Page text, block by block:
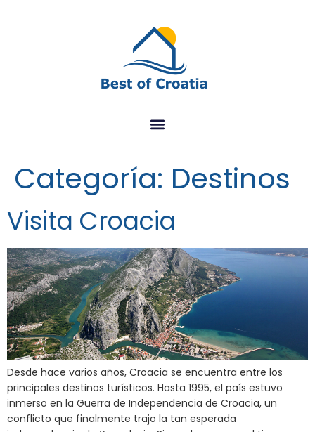
Categoría: Destinos
Visita Croacia
Desde hace varios años, Croacia se encuentra entre los
principales destinos turísticos. Hasta 1995, el país estuvo
inmerso en la Guerra de Independencia de Croacia, un
conflicto que finalmente trajo la tan esperada